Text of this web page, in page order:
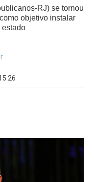
RJ) se tornou
objetivo instalar
estado